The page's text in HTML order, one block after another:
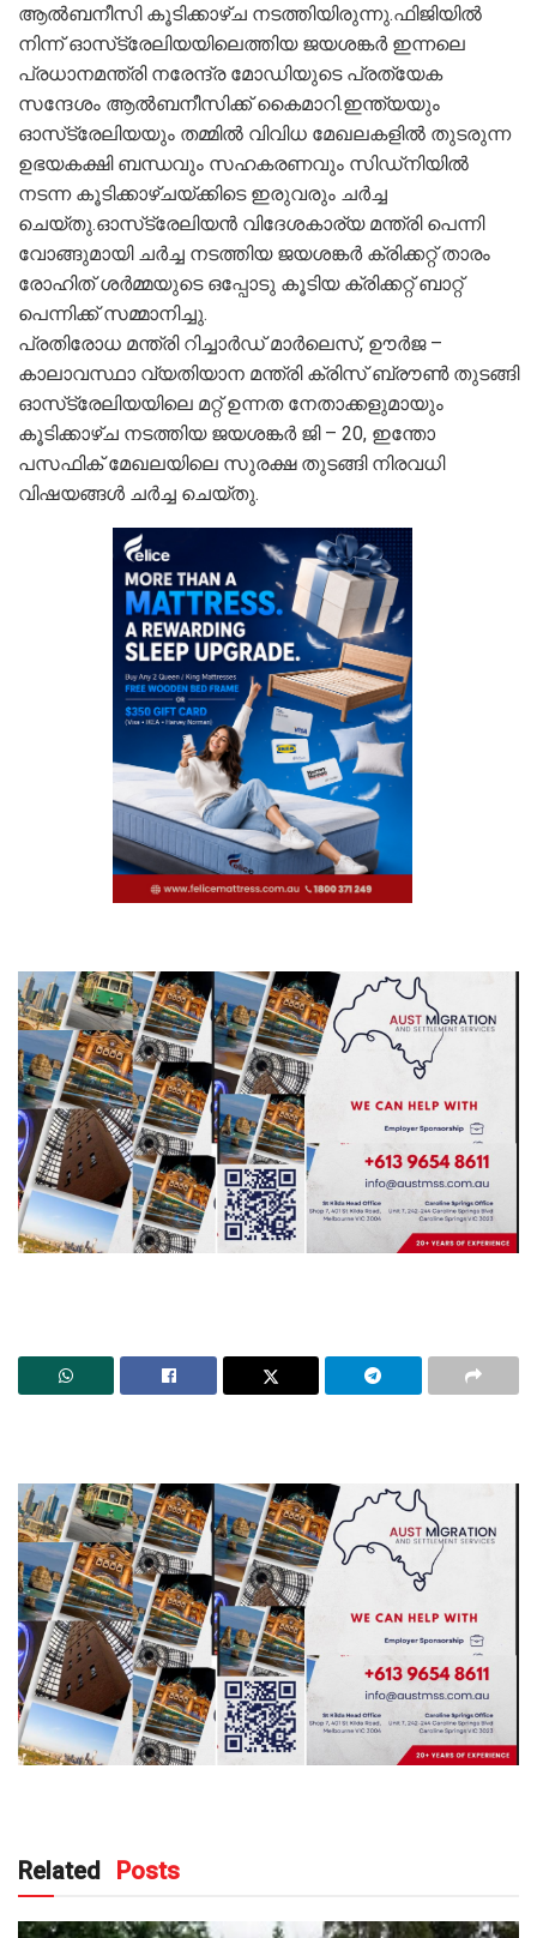
ആല്‍ബനീസി കൂടിക്കാഴ്ച നടത്തിയിരുന്നു.ഫിജിയില്‍
നിന്ന് ഓസ്‌ട്രേലിയയിലെത്തിയ ജയശങ്കര്‍ ഇന്നലെ
പ്രധാനമന്ത്രി നരേന്ദ്ര മോഡിയുടെ പ്രത്യേക
സന്ദേശം ആല്‍ബനീസിക്ക് കൈമാറി.ഇന്ത്യയും
ഓസ്‌ട്രേലിയയും തമ്മില്‍ വിവിധ മേഖലകളില്‍ തുടരുന്ന
ഉഭയകക്ഷി ബന്ധവും സഹകരണവും സിഡ്‌നിയില്‍
നടന്ന കൂടിക്കാഴ്ചയ്ക്കിടെ ഇരുവരും ചര്‍ച്ച
ചെയ്തു.ഓസ്‌ട്രേലിയന്‍ വിദേശകാര്യ മന്ത്രി പെന്നി
വോങ്ങുമായി ചര്‍ച്ച നടത്തിയ ജയശങ്കര്‍ ക്രിക്കറ്റ് താരം
രോഹിത് ശര്‍മ്മയുടെ ഒപ്പോടു കൂടിയ ക്രിക്കറ്റ് ബാറ്റ്
പെന്നിക്ക് സമ്മാനിച്ചു.
പ്രതിരോധ മന്ത്രി റിച്ചാര്‍ഡ് മാര്‍ലെസ്, ഊര്‍ജ –
കാലാവസ്ഥാ വ്യതിയാന മന്ത്രി ക്രിസ് ബ്രൗണ്‍ തുടങ്ങി
ഓസ്‌ട്രേലിയയിലെ മറ്റ് ഉന്നത നേതാക്കളുമായും
കൂടിക്കാഴ്ച നടത്തിയ ജയശങ്കര്‍ ജി – 20, ഇന്തോ
പസഫിക് മേഖലയിലെ സുരക്ഷ തുടങ്ങി നിരവധി
വിഷയങ്ങള്‍ ചര്‍ച്ച ചെയ്തു.
Related Posts